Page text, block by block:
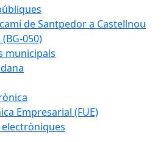
de Santpedor a Castellnou
050)
municipals
Empresarial (FUE)